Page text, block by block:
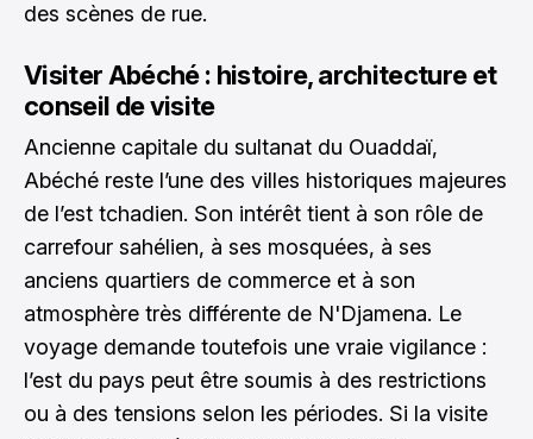
des scènes de rue.
Visiter Abéché : histoire, architecture et
conseil de visite
Ancienne capitale du sultanat du Ouaddaï,
Abéché reste l’une des villes historiques majeures
de l’est tchadien. Son intérêt tient à son rôle de
carrefour sahélien, à ses mosquées, à ses
anciens quartiers de commerce et à son
atmosphère très différente de N'Djamena. Le
voyage demande toutefois une vraie vigilance :
l’est du pays peut être soumis à des restrictions
ou à des tensions selon les périodes. Si la visite